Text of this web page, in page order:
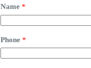
Name *
Phone *